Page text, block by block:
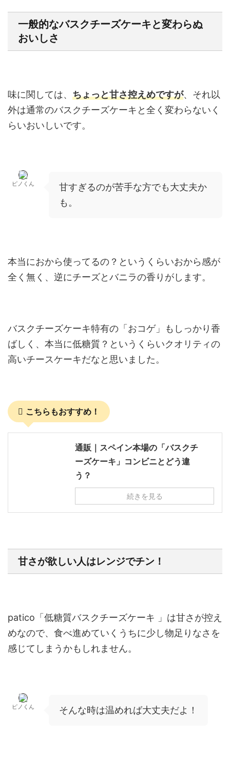
一般的なバスクチーズケーキと変わらぬ
おいしさ
味に関しては、 ちょっと甘さ控えめですが、それ以
外は通常のバスクチーズケーキと全く変わらないく
らいおいしいです。
ピノくん
甘すぎるのが苦手な方でも大丈夫か
も。
本当におから使ってるの？というくらいおから感が
全く無く、逆にチーズとバニラの香りがします。
バスクチーズケーキ特有の「おコゲ」もしっかり香
ばしく、本当に低糖質？というくらいクオリティの
高いチースケーキだなと思いました。
こちらもおすすめ！
通販｜スペイン本場の「バスクチ
ーズケーキ」コンビニとどう違
う？
続きを見る
甘さが欲しい人はレンジでチン！
patico「低糖質バスクチーズケーキ 」は甘さが控え
めなので、食べ進めていくうちに少し物足りなさを
感じてしまうかもしれません。
ピノくん そんな時は温めれば大丈夫だよ！